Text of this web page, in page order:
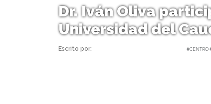
Dr. Iván Oliva
Universidad del
Escrito por: #CENTRO